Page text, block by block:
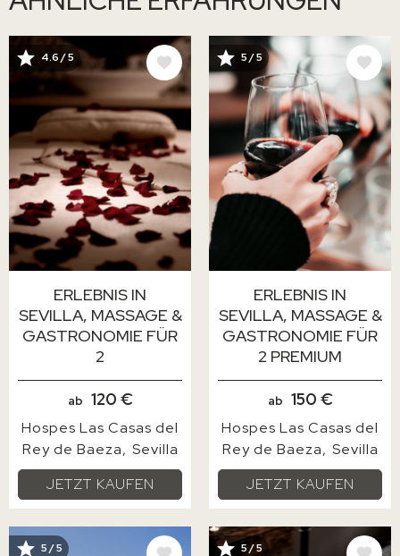
BILD
4.6 / 5
ERLEBNIS IN
SEVILLA, MASSAGE &
GASTRONOMIE FÜR
2
ab 120 €
Hospes Las Casas del
Rey de Baeza
Sevilla
JETZT KAUFEN
BILD
5 / 5
ERLEBNIS IN
SEVILLA, MASSAGE &
GASTRONOMIE FÜR
2 PREMIUM
ab 150 €
Hospes Las Casas del
Rey de Baeza
Sevilla
JETZT KAUFEN
5 / 5 5 / 5